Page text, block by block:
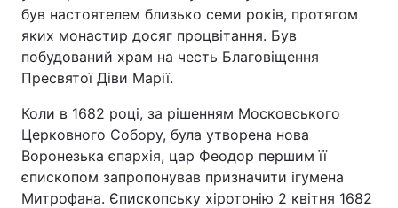
був настоятелем близько семи років, протягом
яких монастир досяг процвітання. Був
побудований храм на честь Благовіщення
Пресвятої Діви Марії.
Коли в 1682 році, за рішенням Московського
Церковного Собору, була утворена нова
Воронезька єпархія, цар Феодор першим її
єпископом запропонував призначити ігумена
Митрофана. Єпископську хіротонію 2 квітня 1682